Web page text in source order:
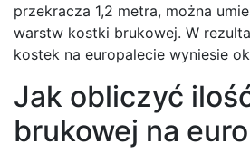
przekracza 1,2 metra, można
warstw kostki brukowej. W
kostek na europalecie wyniesie
Jak obliczyć
brukowej na